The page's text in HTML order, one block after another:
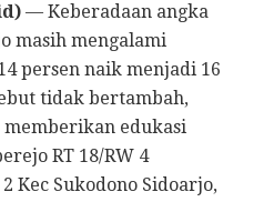
— Keberadaan angka
masih mengalami
persen naik menjadi 16
tidak bertambah,
memberikan edukasi
RT 18/RW 4
Kec Sukodono Sidoarjo,